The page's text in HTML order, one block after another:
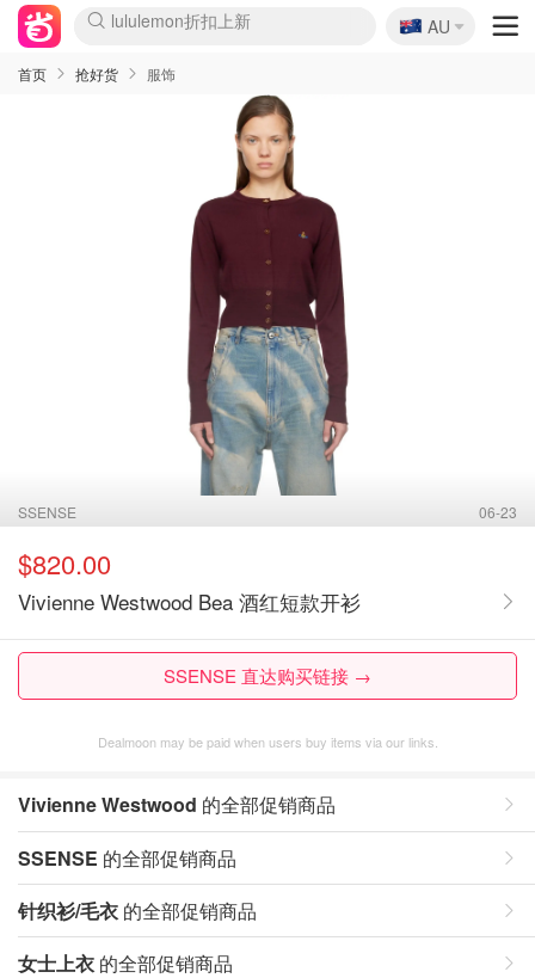
lululemon折扣上新
Sasa美妆护肤3.5折
SSENSE年中2.5折
FreshBeauty好价汇总
Cettire降价+叠9折
WWS Coles超市实拍
viagogo二手票捡漏
Myer超级周末
The Outnet奢牌1折起
David Jones 3折起
Flannels大牌1折
Perfumes Club护肤1折
AMIRO面罩$251
Amazon折扣汇总
eToro入金$200送$50
Amazon数码好物
ICONIC本周7.5折
ThedoubleF高奢地板价
Moose Knuckles 6折
丝芙兰5折起
EUFY摄像头$98
Selenichast首饰2折
Trip机票酒店促销
YSL送5件彩妆礼
Amazon家居好物
Amazon美妆护肤
雅漾大喷$8
过敏原检测盒$33
伊索独家赠50ml沐浴露
科颜氏高保湿面霜$29
SEALIFE海洋馆门票6折
丝塔芙大白罐$16
订阅Newsletter送香薰
Cult Beauty 6.8折
Harrods圣诞日历$525
LN-CC奢牌私促3折
d'Alba空姐喷雾$16
EVE LOM套装£56
Bernardelli独家4折
Adore Beauty 6折起
CT圣诞日历
Mytheresa奢品2.7折
Luxury Escapes 9折
Currentbody美容仪$881
MOON Garden Live
Roborock扫地机$649
Tingo Life水杯$24
Valentino官网5折
CR洗护套装$23
修丽可4件套$159
Myer彩妆2件7折
GANNI官网4.5折
Stylevana韩妆4折
Tessabit高奢8.5折
OGX洗发水$11
Amazon阿德莱德次日达
卡诗8.5折+赠礼
Philips Hue灯具8折
🇦🇺
AU
首页 抢好货 服饰
SSENSE 06-23
$820.00
Vivienne Westwood Bea 酒红短款开衫
SSENSE 直达购买链接 →
Dealmoon may be paid when users buy items via our links.
Vivienne Westwood 的全部促销商品
SSENSE 的全部促销商品
针织衫/毛衣 的全部促销商品
女士上衣 的全部促销商品